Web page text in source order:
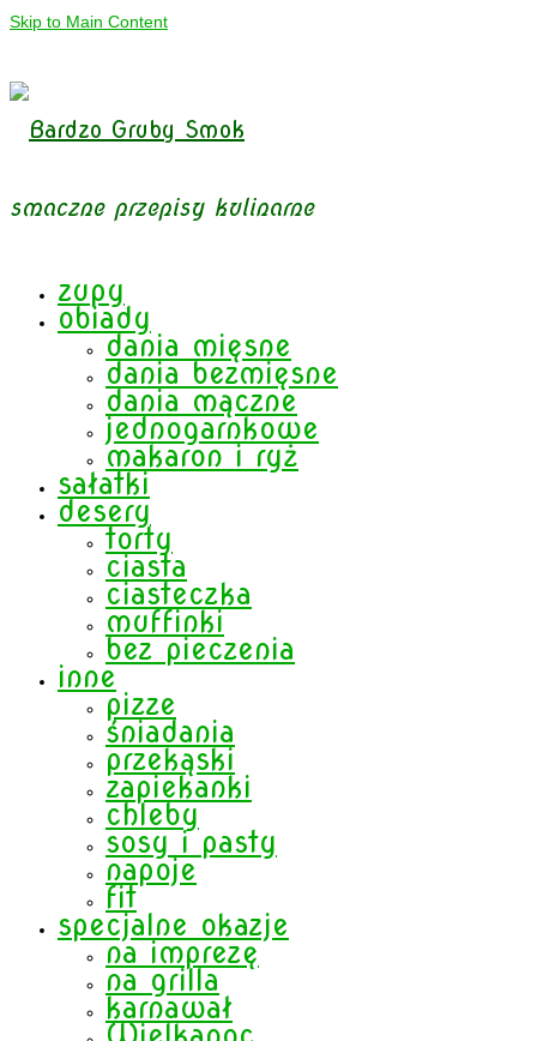
Skip to Main Content
smaczne przepisy kulinarne
zupy
obiady
dania mięsne
dania bezmięsne
dania mączne
jednogarnkowe
makaron i ryż
sałatki
desery
torty
ciasta
ciasteczka
muffinki
bez pieczenia
inne
pizze
śniadania
przekąski
zapiekanki
chleby
sosy i pasty
napoje
fit
specjalne okazje
na imprezę
na grilla
karnawał